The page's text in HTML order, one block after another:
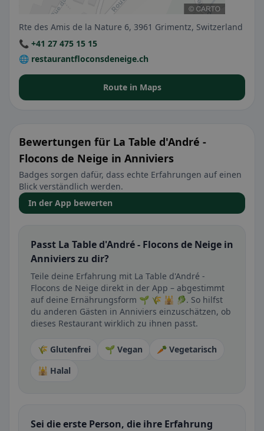
Rte des Amis de la Nature 6, 3961 Grimentz, Switzerland
📞 +41 27 475 15 15
🌐 restaurantfloconsdeneige.ch
Route in Maps
Bewertungen für La Table d'André -
Flocons de Neige in Anniviers
Badges sorgen dafür, dass echte Erfahrungen auf einen
Blick verständlich werden.
In der App bewerten
Passt La Table d'André - Flocons de Neige in
Anniviers zu dir?
Teile deine Erfahrung mit La Table d'André -
Flocons de Neige direkt in der App – abgestimmt
auf deine Ernährungsform 🌱 🌾 🕌 🥬. So hilfst
du anderen Gästen in Anniviers einzuschätzen, ob
dieses Restaurant wirklich zu ihnen passt.
🌾 Glutenfrei 🌱 Vegan
🥕 Vegetarisch
🕌 Halal
Sei die erste Person, die ihre Erfahrung